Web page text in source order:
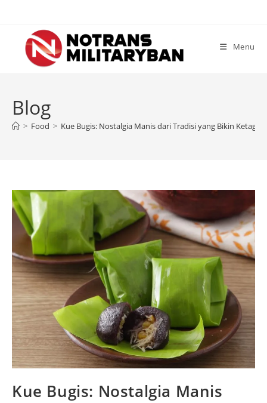
content
Menu
Blog
> Food > Kue Bugis: Nostalgia Manis dari Tradisi yang Bikin
Kue Bugis: Nostalgia Manis